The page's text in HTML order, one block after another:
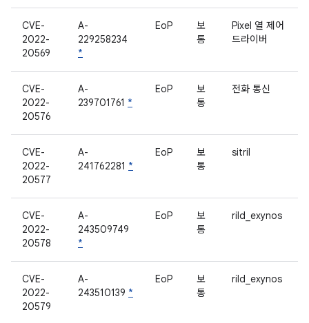
CVE-
2022-
20569
A-
229258234
*
EoP
보
통
Pixel 열 제어
드라이버
CVE-
2022-
20576
A-
239701761 *
EoP
보
통
전화 통신
CVE-
2022-
20577
A-
241762281 *
EoP
보
통
sitril
CVE-
2022-
20578
A-
243509749
*
EoP
보
통
rild_exynos
CVE-
2022-
20579
A-
243510139 *
EoP
보
통
rild_exynos